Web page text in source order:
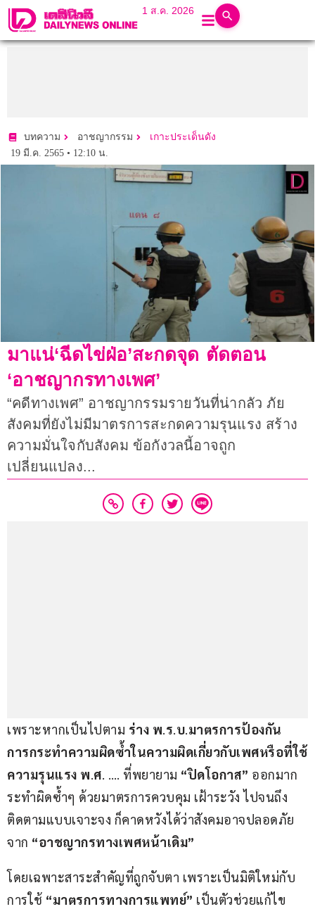
1 ส.ค. 2026
บทความ อาชญากรรม
เกาะประเด็นดัง
19 มี.ค. 2565 • 12:10 น.
มาแน่‘ฉีดไข่ฝ่อ’สะกดจุด ตัดตอน
‘อาชญากรทางเพศ’
“คดีทางเพศ” อาชญากรรมรายวันที่น่ากลัว ภัย
สังคมที่ยังไม่มีมาตรการสะกดความรุนแรง สร้าง
ความมั่นใจกับสังคม ข้อกังวลนี้อาจถูก
เปลี่ยนแปลง...
เพราะหากเป็นไปตาม ร่าง พ.ร.บ.มาตรการป้องกัน
การกระทำความผิดซ้ำในความผิดเกี่ยวกับเพศหรือที่ใช้
ความรุนแรง พ.ศ. …. ที่พยายาม “ปิดโอกาส” ออกมาก
ระทำผิดซ้ำๆ ด้วยมาตรการควบคุม เฝ้าระวัง ไปจนถึง
ติดตามแบบเจาะจง ก็คาดหวังได้ว่าสังคมอาจปลอดภัย
จาก “อาชญากรทางเพศหน้าเดิม”
โดยเฉพาะสาระสำคัญที่ถูกจับตา เพราะเป็นมิติใหม่กับ
การใช้ “มาตรการทางการแพทย์” เป็นตัวช่วยแก้ไข